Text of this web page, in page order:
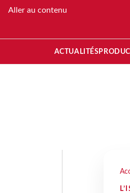
Aller au contenu
ACTUALITÉS